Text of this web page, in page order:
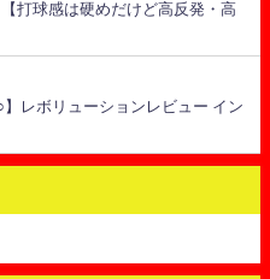
打球感は硬めだけど高反発・高
レボリューションレビュー イン